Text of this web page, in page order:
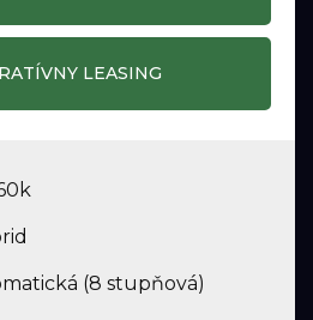
LEASING
(8 stupňová)